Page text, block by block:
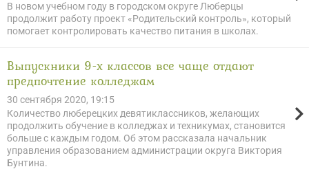
В новом учебном году в городском округе Люберцы
продолжит работу проект «Родительский контроль», который
помогает контролировать качество питания в школах.
Выпускники 9-х классов все чаще отдают
предпочтение колледжам
30 сентября 2020, 19:15
Количество люберецких девятиклассников, желающих
продолжить обучение в колледжах и техникумах, становится
больше с каждым годом. Об этом рассказала начальник
управления образованием администрации округа Виктория
Бунтина.